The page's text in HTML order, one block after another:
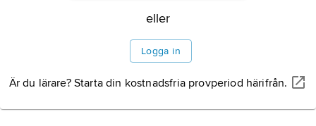
eller
Logga in
Är du lärare? Starta din kostnadsfria provperiod härifrån.